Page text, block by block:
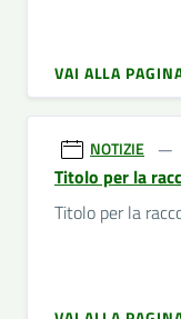
VAI ALLA
NOTIZIE
Titolo per la
Titolo per la